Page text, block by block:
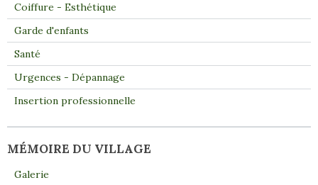
Coiffure - Esthétique
Garde d'enfants
Santé
Urgences - Dépannage
Insertion professionnelle
MÉMOIRE DU VILLAGE
Galerie